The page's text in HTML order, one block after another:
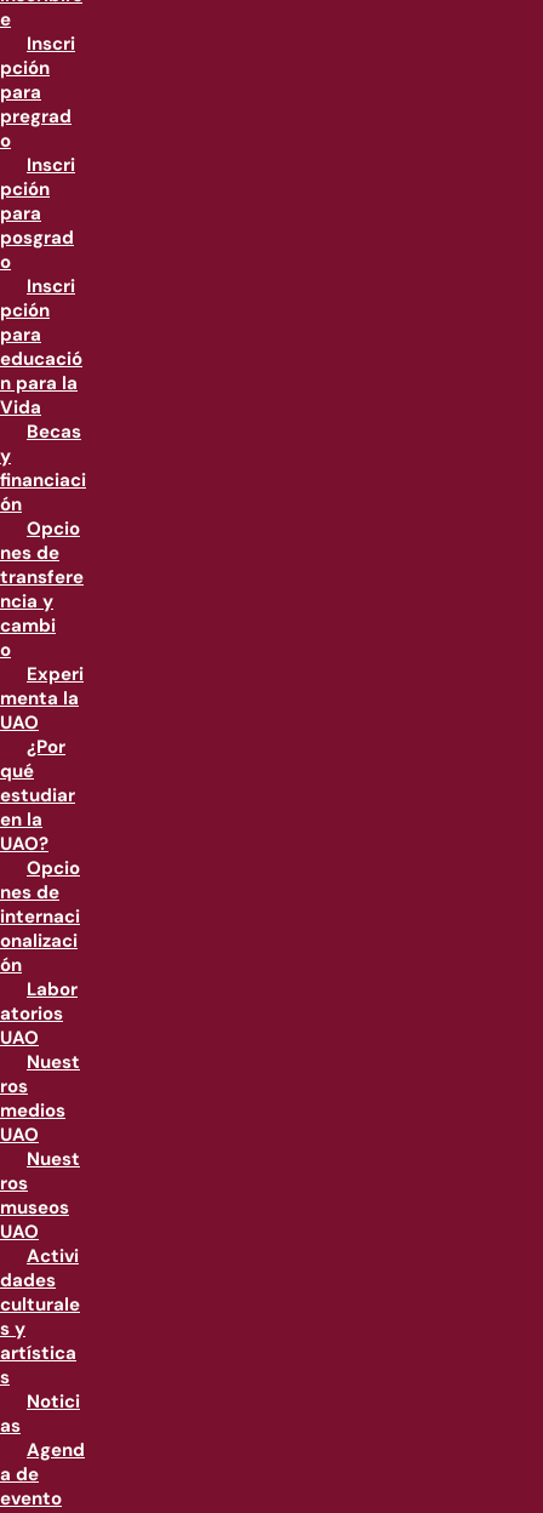
e
Inscri
pción
para
pregrad
o
Inscri
pción
para
posgrad
o
Inscri
pción
para
educació
n para la
Vida
Becas
y
financiaci
ón
Opcio
nes de
transfere
ncia y
cambi
o
Experi
menta la
UAO
¿Por
qué
estudiar
en la
UAO?
Opcio
nes de
internaci
onalizaci
ón
Labor
atorios
UAO
Nuest
ros
medios
UAO
Nuest
ros
museos
UAO
Activi
dades
culturale
s y
artística
s
Notici
as
Agend
a de
evento